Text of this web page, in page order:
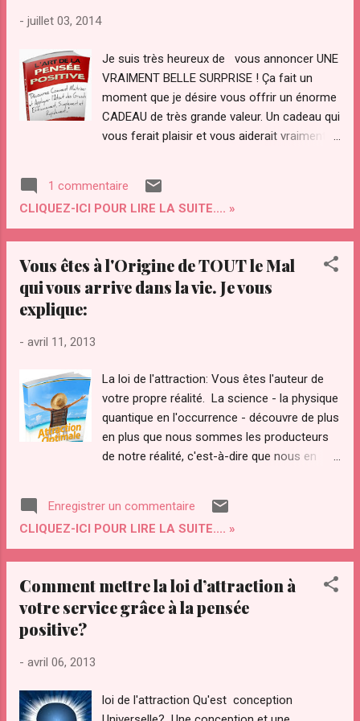
- juillet 03, 2014
Je suis très heureux de vous annoncer UNE
VRAIMENT BELLE SURPRISE ! Ça fait un
moment que je désire vous offrir un énorme
CADEAU de très grande valeur. Un cadeau qui
vous ferait plaisir et vous aiderait vraiment.
vous offrir Gratuitement la Version 2014 du
Best-seller « Le Pouvoir de l’Attraction :
Comment Obtenir tout ce que vous désirez
doute le livre " Le Pouvoir de l'Attraction" de
David KOMSI et peut-être même que vous
OUI, 300 000 personnes ont lu la précédente
version du livre « le Pouvoir de L’Attraction ».
C’est ÉNORME !
1 commentaire
CLIQUEZ-ICI POUR LIRE LA SUITE.... »
Vous êtes à l'Origine de TOUT le Mal
qui vous arrive dans la vie. Je vous
explique:
- avril 11, 2013
La loi de l'attraction: Vous êtes l'auteur de
votre propre réalité. La science - la physique
quantique en l'occurrence - découvre de plus
en plus que nous sommes les producteurs
de notre réalité, c'est-à-dire que nous en
notamment via la loi de l'attraction .
Enregistrer un commentaire
CLIQUEZ-ICI POUR LIRE LA SUITE.... »
Comment mettre la loi d’attraction à
votre service grâce à la pensée
positive?
- avril 06, 2013
loi de l'attraction Qu'est conception